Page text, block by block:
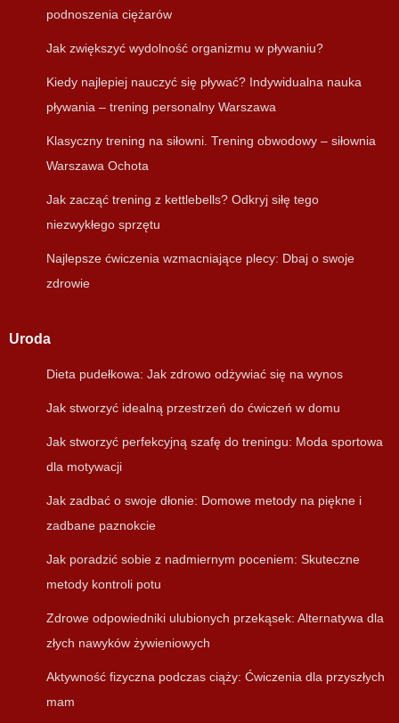
podnoszenia ciężarów
Jak zwiększyć wydolność organizmu w pływaniu?
Kiedy najlepiej nauczyć się pływać? Indywidualna nauka
pływania – trening personalny Warszawa
Klasyczny trening na siłowni. Trening obwodowy – siłownia
Warszawa Ochota
Jak zacząć trening z kettlebells? Odkryj siłę tego
niezwykłego sprzętu
Najlepsze ćwiczenia wzmacniające plecy: Dbaj o swoje
zdrowie
Uroda
Dieta pudełkowa: Jak zdrowo odżywiać się na wynos
Jak stworzyć idealną przestrzeń do ćwiczeń w domu
Jak stworzyć perfekcyjną szafę do treningu: Moda sportowa
dla motywacji
Jak zadbać o swoje dłonie: Domowe metody na piękne i
zadbane paznokcie
Jak poradzić sobie z nadmiernym poceniem: Skuteczne
metody kontroli potu
Zdrowe odpowiedniki ulubionych przekąsek: Alternatywa dla
złych nawyków żywieniowych
Aktywność fizyczna podczas ciąży: Ćwiczenia dla przyszłych
mam